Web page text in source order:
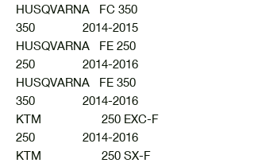
HUSQVARNA FC 350
350 2014-2015
HUSQVARNA FE 250
250 2014-2016
HUSQVARNA FE 350
350 2014-2016
KTM 250 EXC-F
250 2014-2016
KTM 250 SX-F